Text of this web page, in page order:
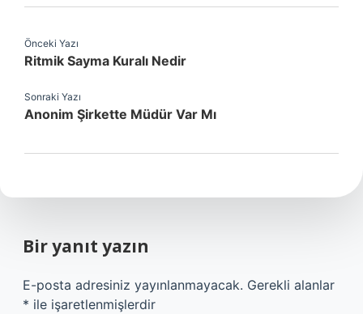
Önceki Yazı
Ritmik Sayma Kuralı Nedir
Sonraki Yazı
Anonim Şirkette Müdür Var Mı
Bir yanıt yazın
E-posta adresiniz yayınlanmayacak. Gerekli alanlar
* ile işaretlenmişlerdir